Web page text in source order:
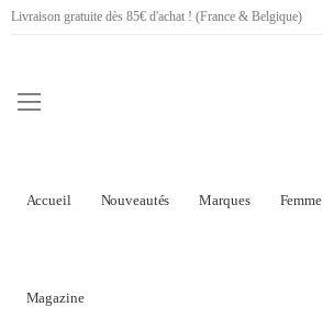
Livraison gratuite dès 85€ d'achat ! (France & Belgique)
Accueil Nouveautés Marques Femme
Magazine